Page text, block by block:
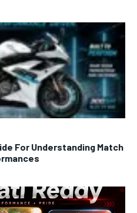
For Understanding Match